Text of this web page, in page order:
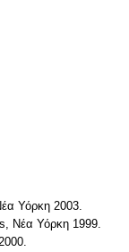
Υόρκη 2003.
Νέα Υόρκη 1999.